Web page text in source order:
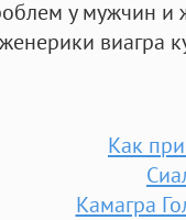
у мужчин
виагра
Как
Камагра